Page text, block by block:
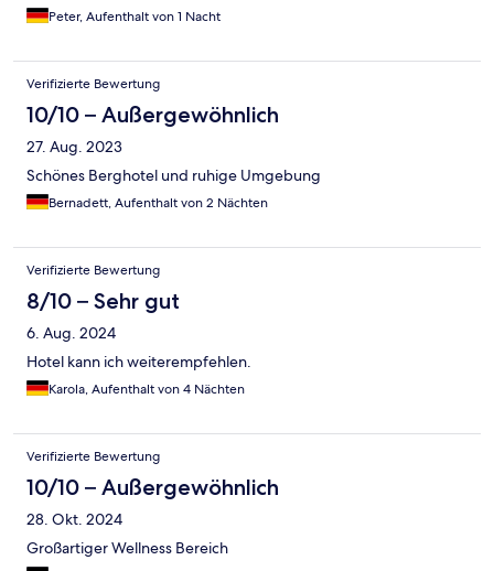
Peter, Aufenthalt von 1 Nacht
Verifizierte Bewertung
10/10 – Außergewöhnlich
27. Aug. 2023
Schönes Berghotel und ruhige Umgebung
Bernadett, Aufenthalt von 2 Nächten
Verifizierte Bewertung
8/10 – Sehr gut
6. Aug. 2024
Hotel kann ich weiterempfehlen.
Karola, Aufenthalt von 4 Nächten
Verifizierte Bewertung
10/10 – Außergewöhnlich
28. Okt. 2024
Großartiger Wellness Bereich